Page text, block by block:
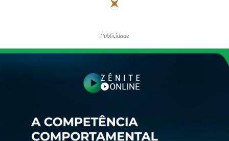
Publicidade